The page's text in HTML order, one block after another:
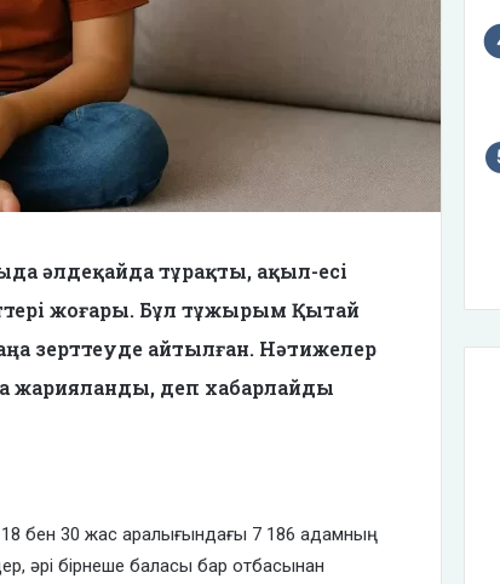
әлдеқайда тұрақты, ақыл-есі
жоғары. Бұл тұжырым Қытай
зерттеуде айтылған. Нәтижелер
жарияланды, деп хабарлайды
бен 30 жас аралығындағы 7 186 адамның
әрі бірнеше баласы бар отбасынан